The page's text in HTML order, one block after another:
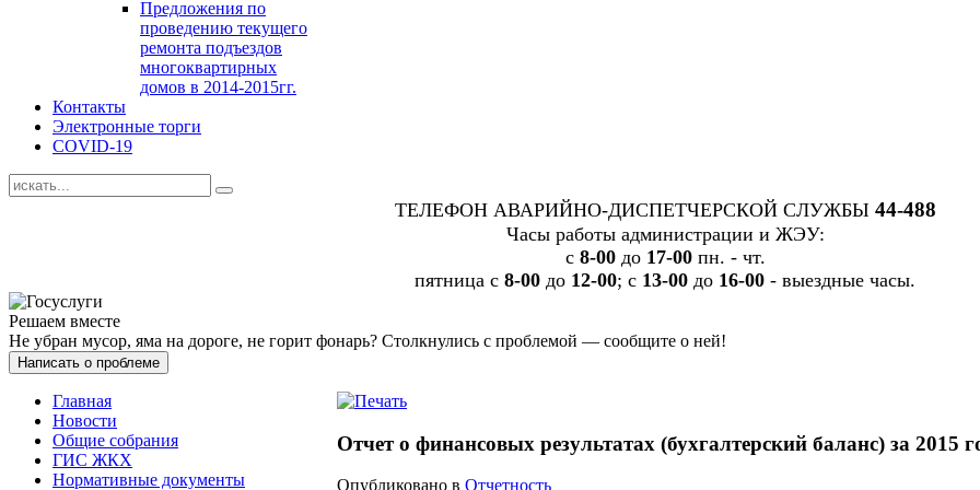
Предложения по
проведению текущего
ремонта подъездов
многоквартирных
домов в 2014-2015гг.
Контакты
Электронные торги
COVID-19
ТЕЛЕФОН АВАРИЙНО-ДИСПЕТЧЕРСКОЙ СЛУЖБЫ 44-488
Часы работы администрации и ЖЭУ:
c 8-00до 17-00пн. - чт.
пятница с 8-00 до 12-00; с 13-00 до 16-00 - выездные часы.
Решаем вместе
Не убран мусор, яма на дороге, не горит фонарь? Столкнулись с проблемой — сообщите о ней!
Написать о проблеме
Отчет о финансовых результатах (бухгалтерский баланс) за 2015
Опубликовано в Отчетность
Главная
Новости
Общие собрания
ГИС ЖКХ
Нормативные документы